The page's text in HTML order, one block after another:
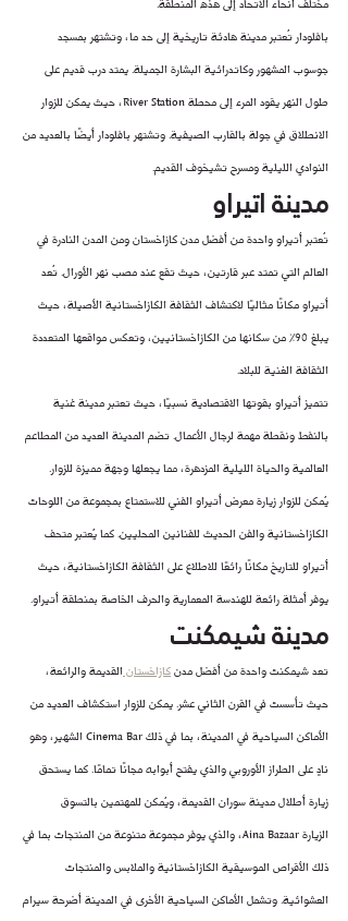
مختلف أنحاء الاتحاد إلى هذه المنطقة.
بافلودار تُعتبر مدينة هادئة تاريخية إلى حد ما، وتشتهر بمسجد
جوسوب المشهور وكاتدرائية البشارة الجميلة. يمتد درب قديم على
طول النهر يقود المرء إلى محطة River Station، حيث يمكن للزوار
الانطلاق في جولة بالقارب الصيفية. وتشتهر بافلودار أيضًا بالعديد من
النوادي الليلية ومسرح تشيخوف القديم.
مدينة اتيراو
تُعتبر أتيراو واحدة من أفضل مدن كازاخستان ومن المدن النادرة في
العالم التي تمتد عبر قارتين، حيث تقع عند مصب نهر الأورال. تُعد
أتيراو مكانًا مثاليًا لاكتشاف الثقافة الكازاخستانية الأصيلة، حيث
يبلغ 90٪ من سكانها من الكازاخستانيين، وتعكس مواقعها المتعددة
الثقافة الغنية للبلاد.
تتميز أتيراو بقوتها الاقتصادية نسبيًا، حيث تعتبر مدينة غنية
بالنفط ونقطة مهمة لرجال الأعمال. تضم المدينة العديد من المطاعم
العالمية والحياة الليلية المزدهرة، مما يجعلها وجهة مميزة للزوار.
يُمكن للزوار زيارة معرض أتيراو الفني للاستمتاع بمجموعة من اللوحات
الكازاخستانية والفن الحديث للفنانين المحليين. كما يُعتبر متحف
أتيراو للتاريخ مكانًا رائعًا للاطلاع على الثقافة الكازاخستانية، حيث
يوفر أمثلة رائعة للهندسة المعمارية والحرف الخاصة بمنطقة أتيراو.
مدينة شيمكنت
تعد شيمكنت واحدة من أفضل مدن كازاخستان القديمة والرائعة،
حيث تأسست في القرن الثاني عشر. يمكن للزوار استكشاف العديد من
الأماكن السياحية في المدينة، بما في ذلك Cinema Bar الشهير، وهو
نادٍ على الطراز الأوروبي والذي يفتح أبوابه مجانًا تمامًا. كما يستحق
زيارة أطلال مدينة سوران القديمة، ويُمكن للمهتمين بالتسوق
الزيارة Aina Bazaar، والذي يوفر مجموعة متنوعة من المنتجات بما في
ذلك الأقراص الموسيقية الكازاخستانية والملابس والمنتجات
العشوائية. وتشمل الأماكن السياحية الأخرى في المدينة أضرحة سيرام